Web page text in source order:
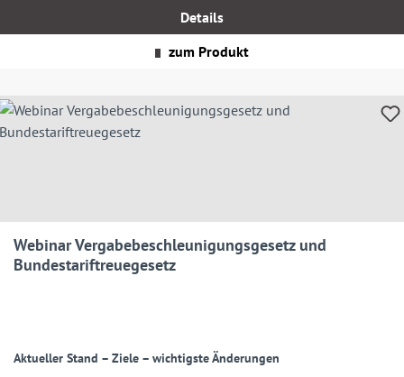
Details
zum Produkt
Webinar Vergabebeschleunigungsgesetz und
Bundestariftreuegesetz
Aktueller Stand – Ziele – wichtigste Änderungen